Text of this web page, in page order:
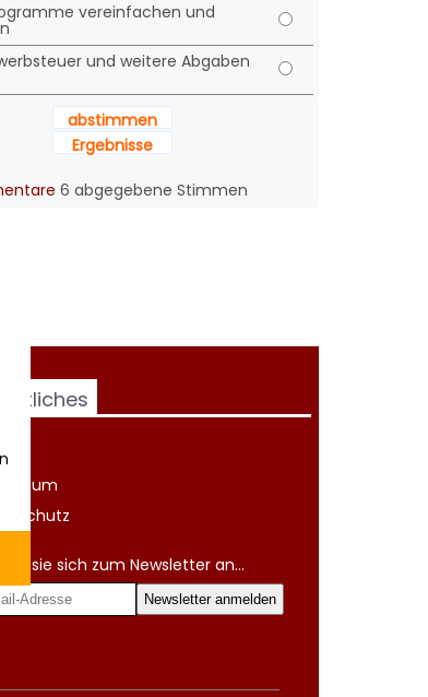
vereinfachen und
und weitere Abgaben
abstimmen
Ergebnisse
6 abgegebene Stimmen
sie sich zum Newsletter an...